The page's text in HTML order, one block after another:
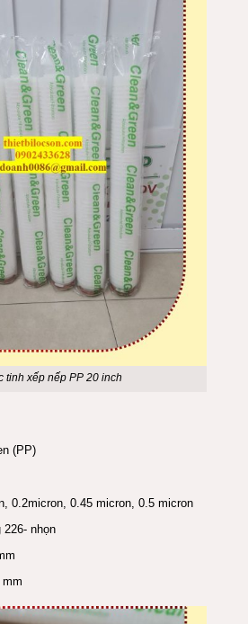
tinh xếp nếp PP 20 inch
(PP)
0.2micron, 0.45 micron, 0.5 micron
226- nhọn